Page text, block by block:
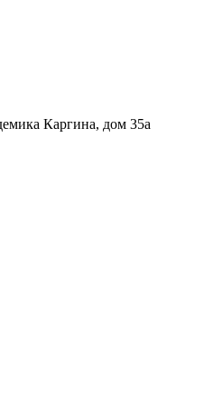
Каргина, дом 35а